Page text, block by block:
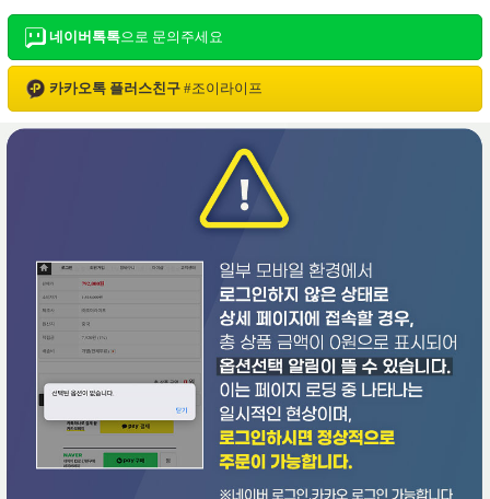
네이버톡톡으로 문의주세요
카카오톡 플러스친구 #조이라이프